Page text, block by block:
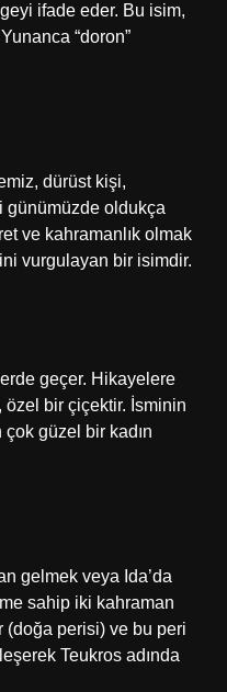
ifade eder. Bu isim,
“doron”
dürüst kişi,
günümüzde oldukça
ve kahramanlık olmak
vurgulayan bir isimdir.
geçer. Hikayelere
bir çiçektir. İsminin
çok güzel bir kadın
gelmek veya Ida’da
sahip iki kahraman
(doğa perisi) ve bu peri
Teukros adında